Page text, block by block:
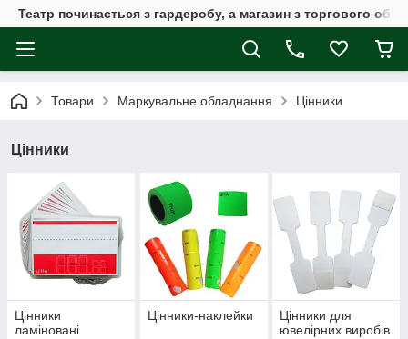
Театр починається з гардеробу, а магазин з торгового
Товари Маркувальне обладнання Цінники
Цінники
Цінники
ламіновані
Цінники-наклейки
Цінники для
ювелірних виробів